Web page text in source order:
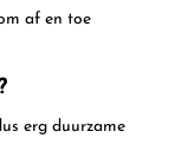
af en toe
erg duurzame